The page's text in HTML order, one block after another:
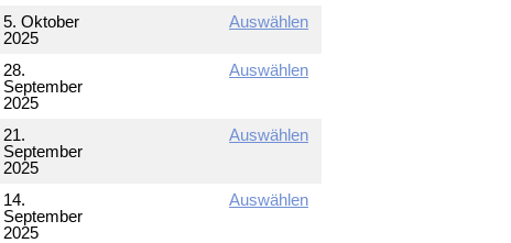
5. Oktober
2025
Auswählen
28.
September
2025
Auswählen
21.
September
2025
Auswählen
14.
September
2025
Auswählen